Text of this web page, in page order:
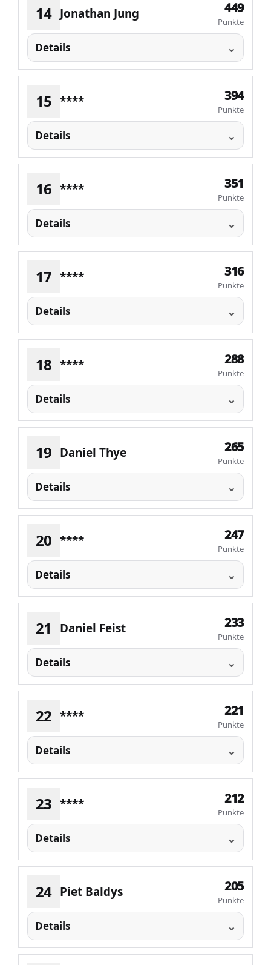
14 Jonathan Jung 449
Punkte
Details
15 **** 394
Punkte
Details
16 **** 351
Punkte
Details
17 **** 316
Punkte
Details
18 **** 288
Punkte
Details
19 Daniel Thye 265
Punkte
Details
20 **** 247
Punkte
Details
21 Daniel Feist 233
Punkte
Details
22 **** 221
Punkte
Details
23 **** 212
Punkte
Details
24 Piet Baldys 205
Punkte
Details